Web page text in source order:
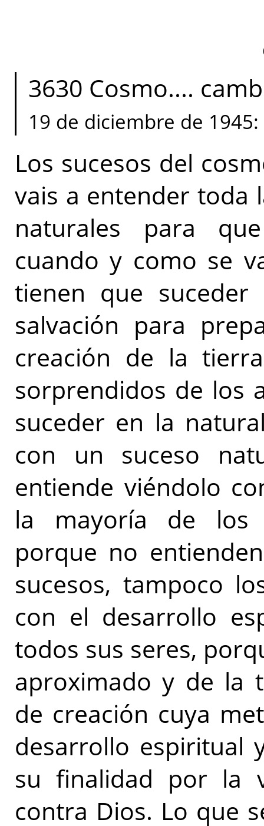
3630 Cosmo....
19 de diciembre de
Los sucesos del
vais a entender toda
naturales para
cuando y como se
tienen que
salvación para
creación de la
sorprendidos de los
suceder en la
con un suceso
entiende viéndolo
la mayoría de los
porque no
sucesos, tampoco
con el desarrollo
todos sus seres,
aproximado y de la
de creación cuya
desarrollo espiritual
su finalidad por la
contra Dios. Lo que